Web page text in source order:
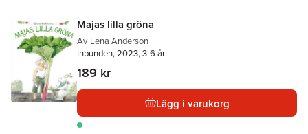
Majas lilla gröna
Av Lena Anderson
Inbunden, 2023, 3-6 år
189 kr
Lägg i varukorg